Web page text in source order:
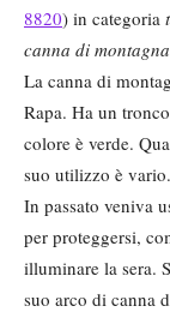
8820) in categoria
canna di montagna
La canna di
Rapa. Ha un
colore è verde.
suo utilizzo è vario.
In passato veniva
per proteggersi,
illuminare la sera.
suo arco di canna